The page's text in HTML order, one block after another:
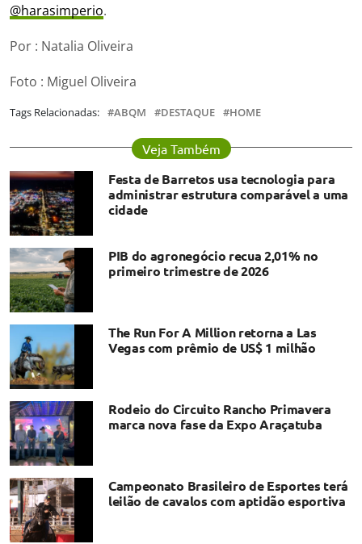
@harasimperio.
Por : Natalia Oliveira
Foto : Miguel Oliveira
Tags Relacionadas: ABQM DESTAQUE HOME
Veja Também
Festa de Barretos usa tecnologia para
administrar estrutura comparável a uma
cidade
PIB do agronegócio recua 2,01% no
primeiro trimestre de 2026
The Run For A Million retorna a Las
Vegas com prêmio de US$ 1 milhão
Rodeio do Circuito Rancho Primavera
marca nova fase da Expo Araçatuba
Campeonato Brasileiro de Esportes terá
leilão de cavalos com aptidão esportiva